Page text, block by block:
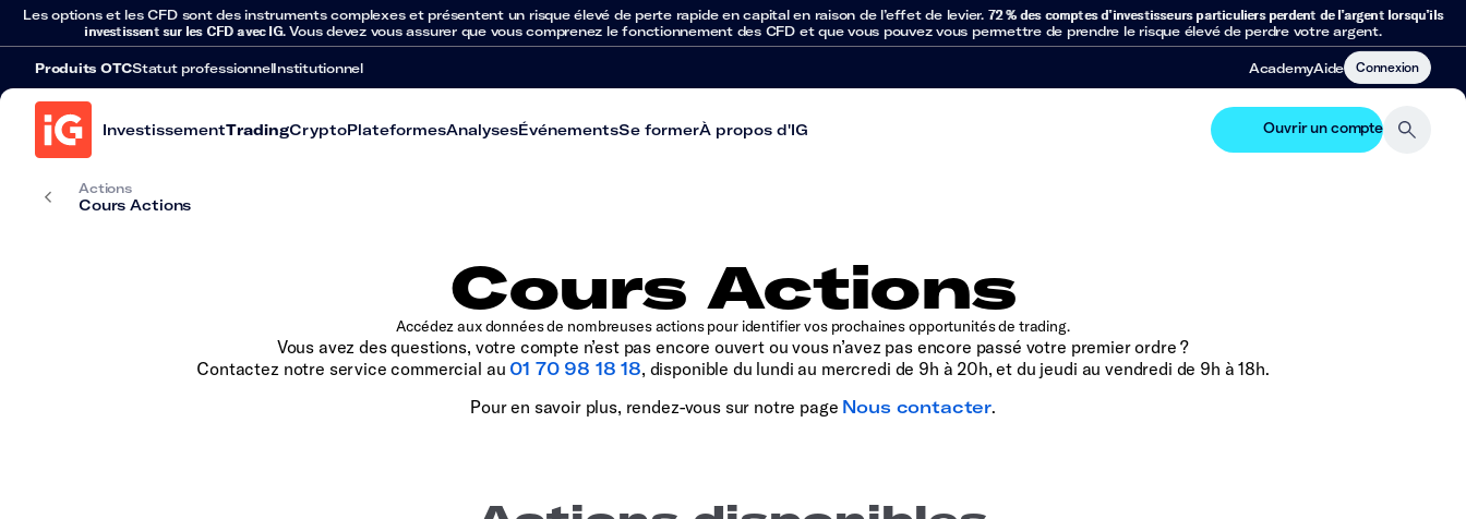
Les options et les CFD sont des instruments complexes et présentent un risque élevé de perte rapide en capital en raison de l’effet de levier. 72 % des comptes d’investisseurs particuliers perdent de l’argent lorsqu’ils
investissent sur les CFD avec IG. Vous devez vous assurer que vous comprenez le fonctionnement des CFD et que vous pouvez vous permettre de prendre le risque élevé de perdre votre argent.
Produits OTCStatut professionnelInstitutionnel AcademyAide Connexion
InvestissementTradingCryptoPlateformesAnalysesÉvénementsSe formerÀ propos d'IG Ouvrir un compte
Actions
Cours Actions
Cours Actions
Accédez aux données de nombreuses actions pour identifier vos prochaines opportunités de trading.
Vous avez des questions, votre compte n’est pas encore ouvert ou vous n’avez pas encore passé votre premier ordre ?
Contactez notre service commercial au 01 70 98 18 18, disponible du lundi au mercredi de 9h à 20h, et du jeudi au vendredi de 9h à 18h.
Pour en savoir plus, rendez-vous sur notre page Nous contacter.